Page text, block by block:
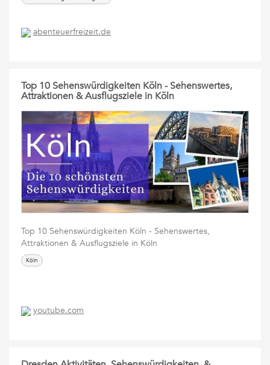
abenteuerfreizeit.de
Top 10 Sehenswürdigkeiten Köln - Sehenswertes,
Attraktionen & Ausflugsziele in Köln
Top 10 Sehenswürdigkeiten Köln - Sehenswertes,
Attraktionen & Ausflugsziele in Köln
Köln
youtube.com